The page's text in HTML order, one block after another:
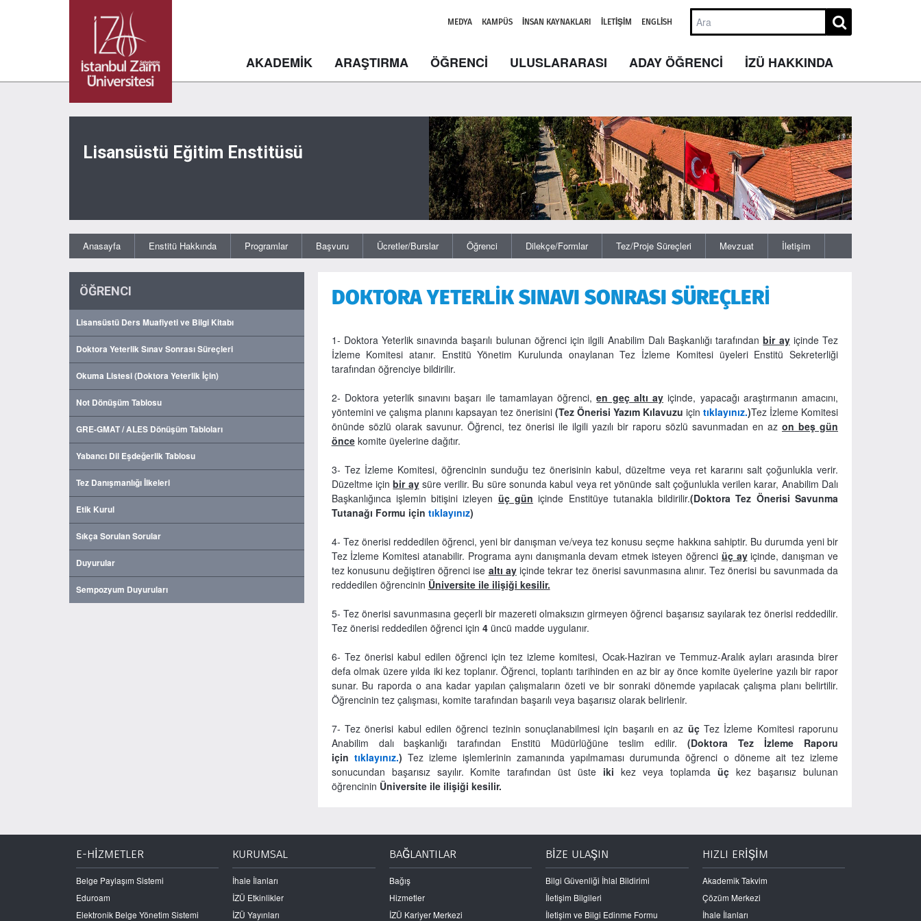
MEDYA KAMPÜS İNSAN KAYNAKLARI İLETIŞIM ENGLISH
AKADEMİK ARAŞTIRMA ÖĞRENCİ ULUSLARARASI ADAY ÖĞRENCİ İZÜ HAKKINDA
Lisansüstü Eğitim Enstitüsü
Anasayfa Enstitü Hakkında Programlar Başvuru Ücretler/Burslar Öğrenci Dilekçe/Formlar Tez/Proje Süreçleri Mevzuat İletişim
ÖĞRENCI
Lisansüstü Ders Muafiyeti ve Bilgi Kitabı
Doktora Yeterlik Sınav Sonrası Süreçleri
Okuma Listesi (Doktora Yeterlik İçin)
Not Dönüşüm Tablosu
GRE-GMAT / ALES Dönüşüm Tabloları
Yabancı Dil Eşdeğerlik Tablosu
Tez Danışmanlığı İlkeleri
Etik Kurul
Sıkça Sorulan Sorular
Duyurular
Sempozyum Duyuruları
DOKTORA YETERLİK SINAVI SONRASI SÜREÇLERİ
1- Doktora Yeterlik sınavında başarılı bulunan öğrenci için ilgili Anabilim Dalı Başkanlığı tarafındanbir ayiçinde Tez
İzleme Komitesi atanır. Enstitü Yönetim Kurulunda onaylanan Tez İzleme Komitesi üyeleri Enstitü Sekreterliği
tarafından öğrenciye bildirilir.
2- Doktora yeterlik sınavını başarı ile tamamlayan öğrenci,en geç altı ay içinde, yapacağı araştırmanın amacını,
yöntemini ve çalışma planını kapsayan tez önerisini (Tez Önerisi Yazım Kılavuzu için tıklayınız.)Tez İzleme Komitesi
önünde sözlü olarak savunur. Öğrenci, tez önerisi ile ilgili yazılı bir raporu sözlü savunmadan en az on beş gün
öncekomite üyelerine dağıtır.
3- Tez İzleme Komitesi, öğrencinin sunduğu tez önerisinin kabul, düzeltme veya ret kararını salt çoğunlukla verir.
Düzeltme için bir aysüre verilir. Bu süre sonunda kabul veya ret yönünde salt çoğunlukla verilen karar, Anabilim Dalı
Başkanlığınca işlemin bitişini izleyen üç gün içinde Enstitüye tutanakla bildirilir.(Doktora Tez Önerisi Savunma
Tutanağı Formu için tıklayınız)
4- Tez önerisi reddedilen öğrenci, yeni bir danışman ve/veya tez konusu seçme hakkına sahiptir. Bu durumda yeni bir
Tez İzleme Komitesi atanabilir. Programa aynı danışmanla devam etmek isteyen öğrenci üç ayiçinde, danışman ve
tez konusunu değiştiren öğrenci ise altı ayiçinde tekrar tez önerisi savunmasına alınır. Tez önerisi bu savunmada da
reddedilen öğrencinin Üniversite ile ilişiği kesilir.
5- Tez önerisi savunmasına geçerli bir mazereti olmaksızın girmeyen öğrenci başarısız sayılarak tez önerisi reddedilir.
Tez önerisi reddedilen öğrenci için 4üncü madde uygulanır.
6- Tez önerisi kabul edilen öğrenci için tez izleme komitesi, Ocak-Haziran ve Temmuz-Aralık ayları arasında birer
defa olmak üzere yılda iki kez toplanır. Öğrenci, toplantı tarihinden en az bir ay önce komite üyelerine yazılı bir rapor
sunar. Bu raporda o ana kadar yapılan çalışmaların özeti ve bir sonraki dönemde yapılacak çalışma planı belirtilir.
Öğrencinin tez çalışması, komite tarafından başarılı veya başarısız olarak belirlenir.
7- Tez önerisi kabul edilen öğrenci tezinin sonuçlanabilmesi için başarılı en az üçTez İzleme Komitesi raporunu
Anabilim dalı başkanlığı tarafından Enstitü Müdürlüğüne teslim edilir.(Doktora Tez İzleme Raporu
için tıklayınız.) Tez izleme işlemlerinin zamanında yapılmaması durumunda öğrenci o döneme ait tez izleme
sonucundan başarısız sayılır. Komite tarafından üst üste iki kez veya toplamdaüç kez başarısız bulunan
öğrencinin Üniversite ile ilişiği kesilir.
E-HİZMETLER
Belge Paylaşım Sistemi
Eduroam
Elektronik Belge Yönetim Sistemi
KURUMSAL
İhale İlanları
İZÜ Etkinlikler
İZÜ Yayınları
BAĞLANTILAR
Bağış
Hizmetler
İZÜ Kariyer Merkezi
BİZE ULAŞIN
Bilgi Güvenliği İhlal Bildirimi
İletişim Bilgileri
İletişim ve Bilgi Edinme Formu
HIZLI ERİŞİM
Akademik Takvim
Çözüm Merkezi
İhale İlanları